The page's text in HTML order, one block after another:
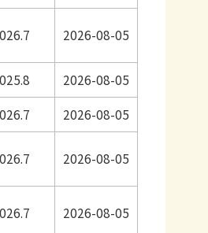
2026-08-05
2026-08-05
2026-08-05
2026-08-05
2026-08-05